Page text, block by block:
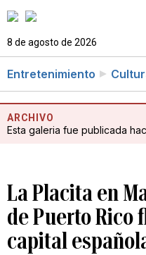
8 de agosto de 2026
Entretenimiento
ARCHIVO
Esta galeria fue publicada
La Placita en
de Puerto Rico
capital